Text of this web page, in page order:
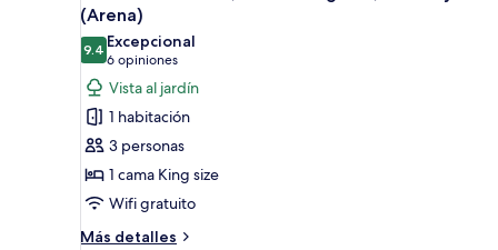
las
habitaciones
todas
las
fotos
de
Habitación
Deluxe,
1
cama
King
size,
(Arena)
9.49.4 de 10
Excepcional
6 opiniones
(6
opiniones)
Vista al jardín
1 habitación
3 personas
1 cama King size
Wifi gratuito
Más detalles
Más